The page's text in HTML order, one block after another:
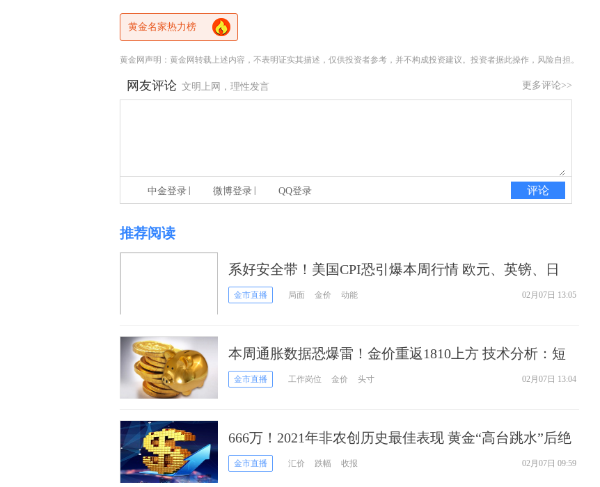
黄金名家热力榜
黄金网声明：黄金网转载上述内容，不表明证实其描述，仅供投资者参考，并不构成投资建议。投资者据此操作，风险自担。
更多评论>>
网友评论 文明上网，理性发言
评论
中金登录 微博登录 QQ登录
推荐阅读
系好安全带！美国CPI恐引爆本周行情 欧元、英镑、日
元、澳元和黄金本周技术前景分析
金市直播 局面 金价 动能 02月07日 13:05
本周通胀数据恐爆雷！金价重返1810上方 技术分析：短
线1780至1825美元间震荡
金市直播 工作岗位 金价 头寸 02月07日 13:04
666万！2021年非农创历史最佳表现 黄金“高台跳水”后绝
地反击
金市直播 汇价 跌幅 收报 02月07日 09:59